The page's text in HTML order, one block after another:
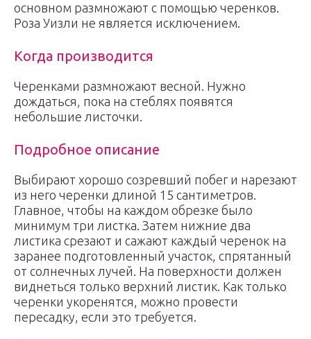
основном размножают с помощью черенков.
Роза Уизли не является исключением.
Когда производится
Черенками размножают весной. Нужно
дождаться, пока на стеблях появятся
небольшие листочки.
Подробное описание
Выбирают хорошо созревший побег и нарезают
из него черенки длиной 15 сантиметров.
Главное, чтобы на каждом обрезке было
минимум три листка. Затем нижние два
листика срезают и сажают каждый черенок на
заранее подготовленный участок, спрятанный
от солнечных лучей. На поверхности должен
виднеться только верхний листик. Как только
черенки укоренятся, можно провести
пересадку, если это требуется.